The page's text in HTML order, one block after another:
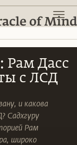
Рам Дасс
с ЛСД
и какова
Садхгуру
Рам
широко